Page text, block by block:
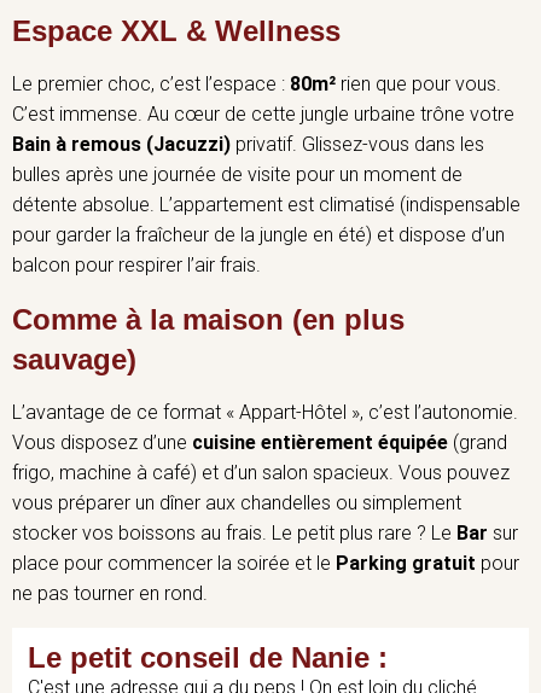
Espace XXL & Wellness
Le premier choc, c’est l’espace : 80m² rien que pour vous.
C’est immense. Au cœur de cette jungle urbaine trône votre
Bain à remous (Jacuzzi) privatif. Glissez-vous dans les
bulles après une journée de visite pour un moment de
détente absolue. L’appartement est climatisé (indispensable
pour garder la fraîcheur de la jungle en été) et dispose d’un
balcon pour respirer l’air frais.
Comme à la maison (en plus
sauvage)
L’avantage de ce format « Appart-Hôtel », c’est l’autonomie.
Vous disposez d’une cuisine entièrement équipée (grand
frigo, machine à café) et d’un salon spacieux. Vous pouvez
vous préparer un dîner aux chandelles ou simplement
stocker vos boissons au frais. Le petit plus rare ? Le Bar sur
place pour commencer la soirée et le Parking gratuit pour
ne pas tourner en rond.
Le petit conseil de Nanie :
C'est une adresse qui a du peps ! On est loin du cliché